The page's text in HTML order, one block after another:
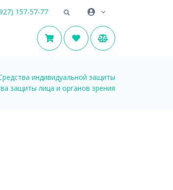
157-57-77
индивидуальной защиты
защиты лица и органов зрения